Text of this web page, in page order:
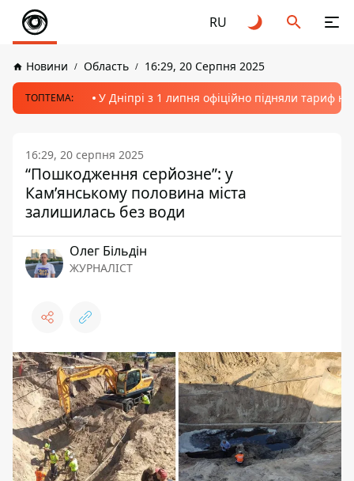
RU
Новини Область 16:29, 20 Серпня 2025
ТОПТЕМА: У Дніпрі з 1 липня офіційно підняли тариф
16:29, 20 серпня 2025
“Пошкодження серйозне”: у
Кам’янському половина міста
залишилась без води
Олег Більдін
ЖУРНАЛІСТ